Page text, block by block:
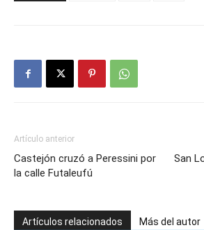
Artículo anterior
Castejón cruzó a Peressini por
la calle Futaleufú
San
Artículos relacionados Más del autor